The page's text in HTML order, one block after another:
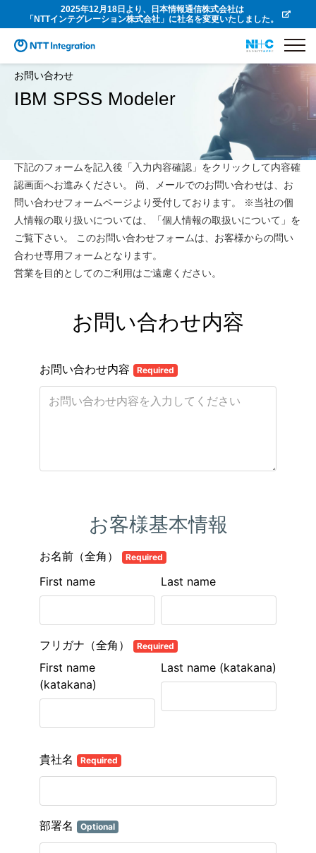
2025年12月18日より、日本情報通信株式会社は
「NTTインテグレーション株式会社」に社名を変更いたしました。
お問い合わせ
IBM SPSS Modeler
下記のフォームを記入後「入力内容確認」をクリックして内容確
認画面へお進みください。 尚、メールでのお問い合わせは、お
問い合わせフォームページより受付しております。 ※当社の個
人情報の取り扱いについては、「個人情報の取扱いについて」を
ご覧下さい。 このお問い合わせフォームは、お客様からの問い
合わせ専用フォームとなります。
営業を目的としてのご利用はご遠慮ください。